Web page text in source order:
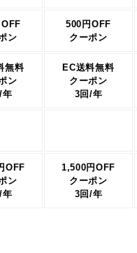
ン
500円OFF
クーポン
無料
ン
年
EC送料無料
クーポン
3回/年
OFF
ン
年
1,500円OFF
クーポン
3回/年